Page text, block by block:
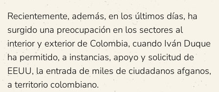
Recientemente, además, en los últimos días, ha
surgido una preocupación en los sectores al
interior y exterior de Colombia, cuando Iván Duque
ha permitido, a instancias, apoyo y solicitud de
EEUU, la entrada de miles de ciudadanos afganos,
a territorio colombiano.